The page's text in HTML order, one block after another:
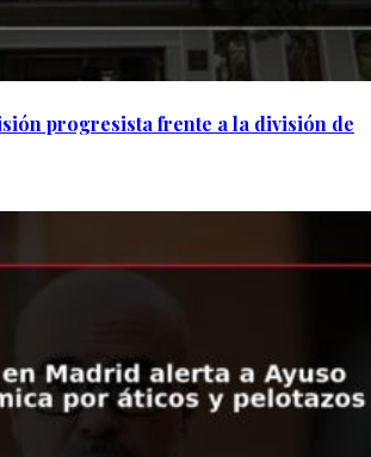
progresista frente a la división de